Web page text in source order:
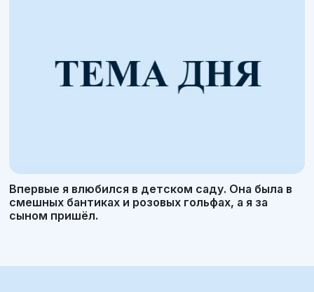
Впервые я влюбился в детском саду. Она была в
смешных бантиках и розовых гольфах, а я за
сыном пришёл.